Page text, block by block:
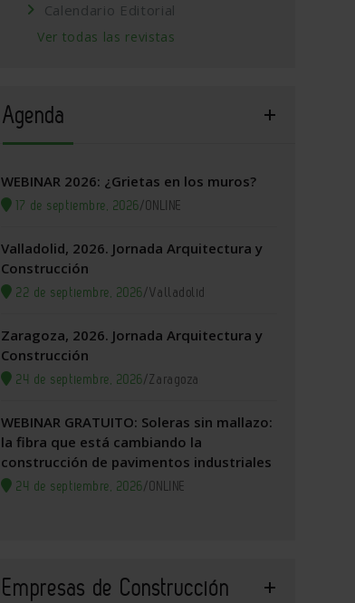
Calendario Editorial
Ver todas las revistas
Agenda
WEBINAR 2026: ¿Grietas en los muros?
17 de septiembre, 2026/ONLINE
Valladolid, 2026. Jornada Arquitectura y
Construcción
22 de septiembre, 2026/Valladolid
Zaragoza, 2026. Jornada Arquitectura y
Construcción
24 de septiembre, 2026/Zaragoza
WEBINAR GRATUITO: Soleras sin mallazo:
la fibra que está cambiando la
construcción de pavimentos industriales
24 de septiembre, 2026/ONLINE
Empresas de Construcción